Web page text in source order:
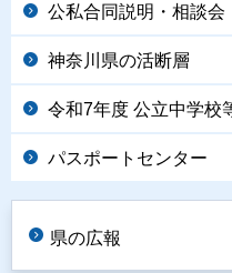
公私合同説明・相談会
神奈川県の活断層
令和7年度 公立中学校
パスポートセンター
県の広報